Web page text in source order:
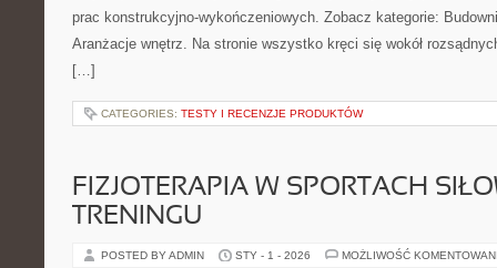
prac konstrukcyjno-wykończeniowych. Zobacz kategorie:
Aranżacje wnętrz. Na stronie wszystko kręci się wokół
[…]
CATEGORIES: TESTY I RECENZJE PRODUKTÓW
FIZJOTERAPIA W SPORTACH
TRENINGU
POSTED BY ADMIN STY - 1 - 2026 MOŻLIWOŚĆ